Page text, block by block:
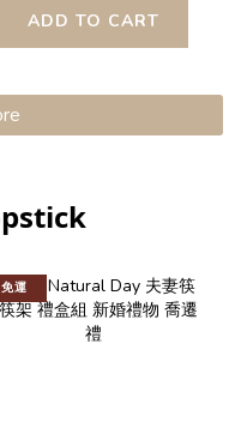
ADD TO CART
免運